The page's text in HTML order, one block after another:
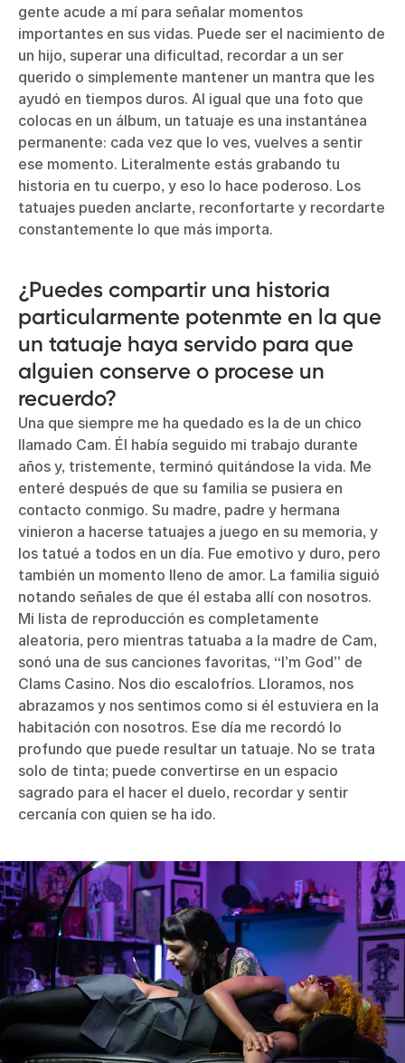
gente acude a mí para señalar momentos
importantes en sus vidas. Puede ser el nacimiento de
un hijo, superar una dificultad, recordar a un ser
querido o simplemente mantener un mantra que les
ayudó en tiempos duros. Al igual que una foto que
colocas en un álbum, un tatuaje es una instantánea
permanente: cada vez que lo ves, vuelves a sentir
ese momento. Literalmente estás grabando tu
historia en tu cuerpo, y eso lo hace poderoso. Los
tatuajes pueden anclarte, reconfortarte y recordarte
constantemente lo que más importa.
¿Puedes compartir una historia
particularmente potenmte en la que
un tatuaje haya servido para que
alguien conserve o procese un
recuerdo?
Una que siempre me ha quedado es la de un chico
llamado Cam. Él había seguido mi trabajo durante
años y, tristemente, terminó quitándose la vida. Me
enteré después de que su familia se pusiera en
contacto conmigo. Su madre, padre y hermana
vinieron a hacerse tatuajes a juego en su memoria, y
los tatué a todos en un día. Fue emotivo y duro, pero
también un momento lleno de amor. La familia siguió
notando señales de que él estaba allí con nosotros.
Mi lista de reproducción es completamente
aleatoria, pero mientras tatuaba a la madre de Cam,
sonó una de sus canciones favoritas, “I’m God” de
Clams Casino. Nos dio escalofríos. Lloramos, nos
abrazamos y nos sentimos como si él estuviera en la
habitación con nosotros. Ese día me recordó lo
profundo que puede resultar un tatuaje. No se trata
solo de tinta; puede convertirse en un espacio
sagrado para el hacer el duelo, recordar y sentir
cercanía con quien se ha ido.